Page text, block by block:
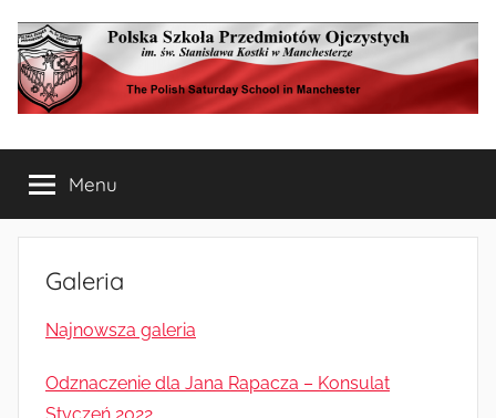
do
treści
Polska
Szkoła
Przedmiotów
Ojczystych
w
Saturday
School
in
Manchester
Menu
Galeria
Najnowsza galeria
Odznaczenie dla Jana Rapacza – Konsulat